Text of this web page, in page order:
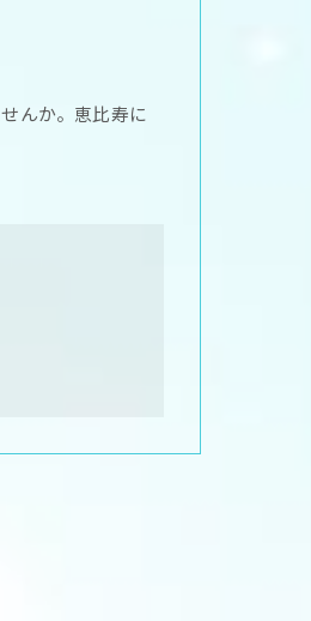
んか。恵比寿に